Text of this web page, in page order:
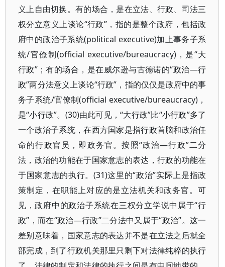
义上自由切换。有的场合，是在立法、行政、司法三
权分立意义上谈论“行政”，指的是整个政府，包括政
府中的政治子系统(political executive)加上事务子系
统/官僚制(official executive/bureaucracy)，是“大
行政”；有的场合，是在威尔逊与古德诺的“政治—行
政”两分法意义上谈论“行政”，指的仅仅是政府中的事
务子系统/官僚制(official executive/bureaucracy)，
是“小行政”。(30)由此可见，“大行政”比“小行政”多了
一个政治子系统，在西方国家是指行政首脑和政治任
命的行政官员，即政务官。按照“政治—行政”二分
法，政治的功能在于国家意志的表达，行政的功能在
于国家意志的执行。(31)这里的“政治”实际上是指政
策制定，在职能上对应的是立法机关和政务官。可
见，政府中的政治子系统在三权分立学说中属于“行
政”，而在“政治—行政”二分法中又属于“政治”。这一
差别意味着，国家意志的表达并不是在立法之后就全
部完成，到了行政机关那里只剩下对法律纯粹的执行